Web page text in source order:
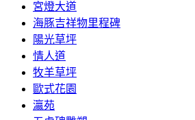
宮燈大道
海豚吉祥物里程碑
陽光草坪
情人道
牧羊草坪
歐式花園
瀛苑